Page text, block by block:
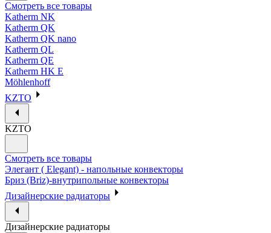
Смотреть все товары
Katherm NK
Katherm QK
Katherm QK nano
Katherm QL
Katherm QE
Katherm HK E
Möhlenhoff
KZTO
KZTO
Смотреть все товары
Элегант ( Elegant) - напольные конвекторы
Бриз (Briz)-внутрипольные конвекторы
Дизайнерские радиаторы
Дизайнерские радиаторы